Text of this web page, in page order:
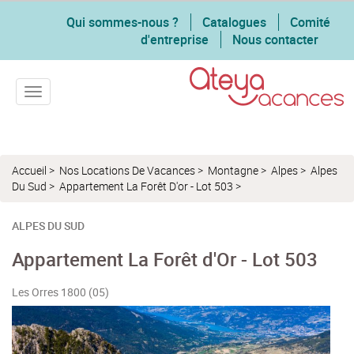
Qui sommes-nous ? Catalogues
Comité
d'entreprise
Nous contacter
Toggle navigation
Accueil > Nos Locations De Vacances> Montagne> Alpes> Alpes
Du Sud > Appartement La Forêt D'or - Lot 503 >
ALPES DU SUD
Appartement La Forêt d'Or - Lot 503
Les Orres 1800 (05)